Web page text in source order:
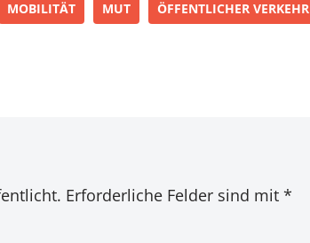
MOBILITÄT MUT ÖFFENTLICHER VERKEHR
Erforderliche Felder sind mit *